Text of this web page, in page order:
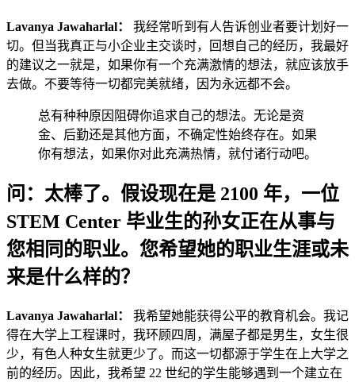
Lavanya Jawaharlal：
我经常听到有人告诉创业者要计划好一
切。但当我真正与小企业主交谈时，回想自己的经历，我最好
的建议之一就是，如果你有一个充满激情的想法，就应该放手
去做。不要等待一切都完美就绪，因为永远都不会。
总有种种原因阻碍你追求自己的想法。无论是资
金、后勤还是其他方面，不确定性始终存在。如果
你有想法，如果你对此充满热情，就付诸行动吧。
问：太棒了。假设现在是 2100 年，一位
STEM Center 毕业生的孙女正在从事与
您相同的职业。您希望她的职业生涯或未
来是什么样的？
Lavanya Jawaharlal：
我希望她能获得公平的教育机会。我记
得在大学上工程课时，我环顾四周，满屋子都是男生，女生很
少，有色人种女生就更少了。而这一切都源于学生在上大学之
前的经历。因此，我希望 22 世纪的学生能够遇到一个建立在